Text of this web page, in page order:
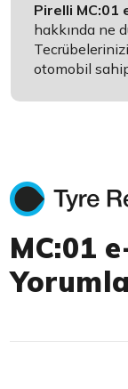
Pirelli MC:01
hakkında ne
otomobil
MC:01